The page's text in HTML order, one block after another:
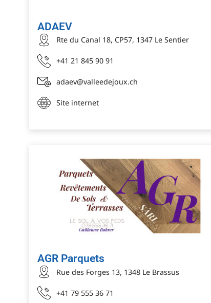
ADAEV
Rte du Canal 18, CP57, 1347 Le Sentier
+41 21 845 90 91
adaev@valleedejoux.ch
Site internet
AGR Parquets
Rue des Forges 13, 1348 Le Brassus
+41 79 555 36 71